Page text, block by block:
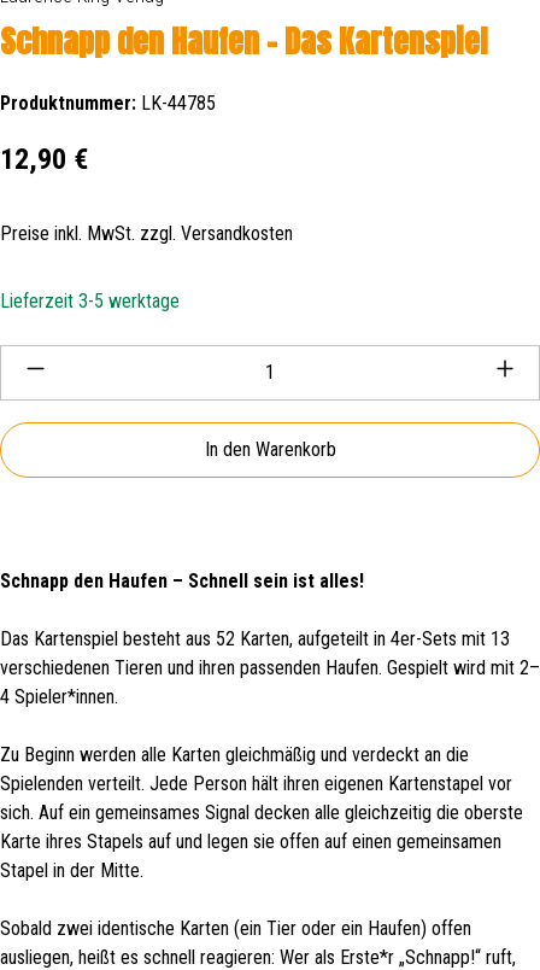
Schnapp den Haufen - Das Kartenspiel
Produktnummer: LK-44785
Regulärer Preis:
12,90 €
Preise inkl. MwSt. zzgl. Versandkosten
Lieferzeit 3-5 werktage
Produkt Anzahl: Gib den gewünschten Wert ein oder
In den Warenkorb
Schnapp den Haufen – Schnell sein ist alles!
Das Kartenspiel besteht aus 52 Karten, aufgeteilt in 4er-Sets mit 13
verschiedenen Tieren und ihren passenden Haufen. Gespielt wird mit 2–
4 Spieler*innen.
Zu Beginn werden alle Karten gleichmäßig und verdeckt an die
Spielenden verteilt. Jede Person hält ihren eigenen Kartenstapel vor
sich. Auf ein gemeinsames Signal decken alle gleichzeitig die oberste
Karte ihres Stapels auf und legen sie offen auf einen gemeinsamen
Stapel in der Mitte.
Sobald zwei identische Karten (ein Tier oder ein Haufen) offen
ausliegen, heißt es schnell reagieren: Wer als Erste*r „Schnapp!“ ruft,